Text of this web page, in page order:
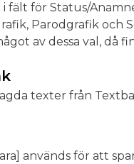
i fält för Status/
Parodgrafik och
av dessa val, då
texter från
används för att